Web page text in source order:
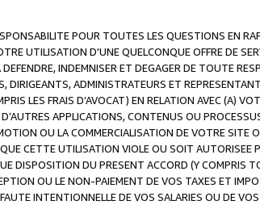
POUR TOUTES LES QUESTIONS EN
UTILISATION D'UNE QUELCONQUE OFFRE DE
INDEMNISER ET DEGAGER DE TOUTE
DIRIGEANTS, ADMINISTRATEURS ET
LES FRAIS D’AVOCAT) EN RELATION AVEC (A)
APPLICATIONS, CONTENUS OU
OU LA COMMERCIALISATION DE VOTRE SITE
CETTE UTILISATION VIOLE OU SOIT AUTORISEE
DISPOSITION DU PRESENT ACCORD (Y COMPRIS
OU LE NON-PAIEMENT DE VOS TAXES ET
INTENTIONNELLE DE VOS SALARIES OU DE